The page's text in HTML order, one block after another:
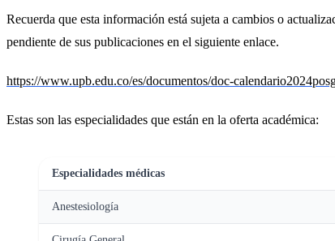
Recuerda que esta información está sujeta a cambios o
pendiente de sus publicaciones en el siguiente enlace.
https://www.upb.edu.co/es/documentos/doc-
Estas son las especialidades que están en la oferta académica:
Especialidades médicas
Anestesiología